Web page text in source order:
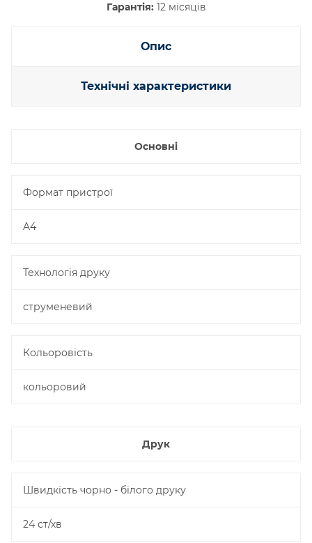
Гарантія:12 місяців
Опис
Технічні характеристики
Основні
Формат пристрої
A4
Технологія друку
струменевий
Кольоровість
кольоровий
Друк
Швидкість чорно - білого друку
24 ст/хв